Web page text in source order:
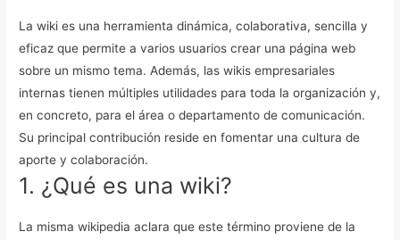
La wiki es una herramienta dinámica, colaborativa, sencilla y
eficaz que permite a varios usuarios crear una página web
sobre un mismo tema.Además, las wikis empresariales
internas tienen múltiples utilidades para toda la organización y,
en concreto, para el área o departamento de comunicación.
Su principal contribución reside en fomentar una cultura de
aporte y colaboración.
1. ¿Qué es una wiki?
La misma wikipedia aclara que este término proviene de la